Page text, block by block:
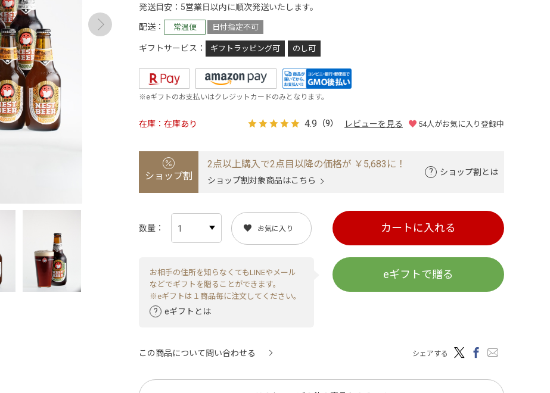
発送目安 5営業日以内に順次発送いたします。
配送 常温便 日付指定不可
ギフトサービス ギフトラッピング可 のし可
※eギフトのお支払いはクレジットカードのみとなります。
在庫 在庫あり 4.9 （9） レビューを見る 54人がお気に入り登録中
ショップ割
2点以上購入で2点目以降の価格が ￥5,683に！
ショップ割対象商品はこちら
ショップ割とは
数量 お気に入り カートに入れる
お相手の住所を知らなくてもLINEやメール
などでギフトを贈ることができます。
※eギフトは１商品毎に注文してください。
eギフトとは
eギフトで贈る
この商品について問い合わせる シェアする